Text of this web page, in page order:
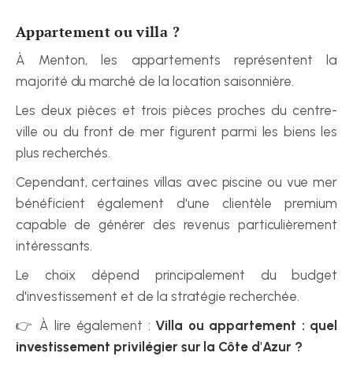
Appartement ou villa ?
À Menton, les appartements représentent la
majorité du marché de la location saisonnière.
Les deux pièces et trois pièces proches du centre-
ville ou du front de mer figurent parmi les biens les
plus recherchés.
Cependant, certaines villas avec piscine ou vue mer
bénéficient également d'une clientèle premium
capable de générer des revenus particulièrement
intéressants.
Le choix dépend principalement du budget
d'investissement et de la stratégie recherchée.
👉 À lire également : Villa ou appartement : quel
investissement privilégier sur la Côte d'Azur ?